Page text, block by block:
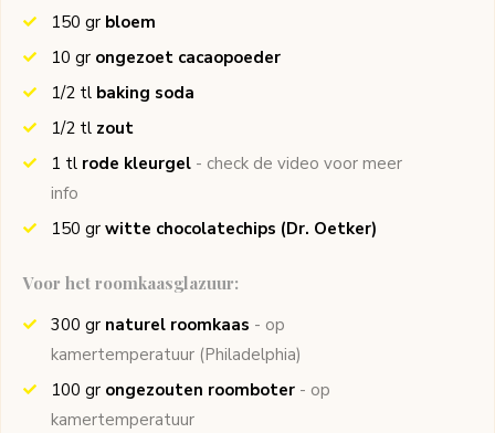
150 gr bloem
10 gr ongezoet cacaopoeder
1/2 tl baking soda
1/2 tl zout
1 tl rode kleurgel - check de video voor meer
info
150 gr witte chocolatechips (Dr. Oetker)
Voor het roomkaasglazuur:
300 gr naturel roomkaas - op
kamertemperatuur (Philadelphia)
100 gr ongezouten roomboter - op
kamertemperatuur